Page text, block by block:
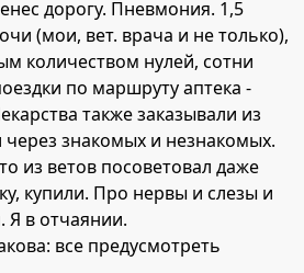
дорогу. Пневмония. 1,5
(мои, вет. врача и не только),
количеством нулей, сотни
по маршруту аптека -
также заказывали из
знакомых и незнакомых.
из ветов посоветовал даже
купили. Про нервы и слезы и
Я в отчаянии.
все предусмотреть